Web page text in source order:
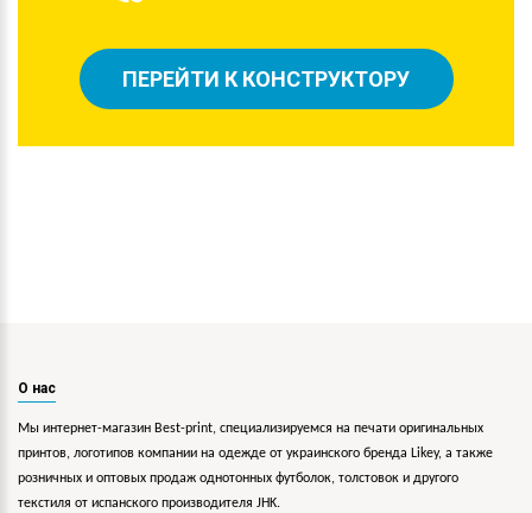
ПЕРЕЙТИ К КОНСТРУКТОРУ
О нас
Мы интернет-магазин Best-print, специализируемся на печати оригинальных
принтов, логотипов компании на одежде от украинского бренда Likey, а также
розничных и оптовых продаж однотонных футболок, толстовок и другого
текстиля от испанского производителя JHK.